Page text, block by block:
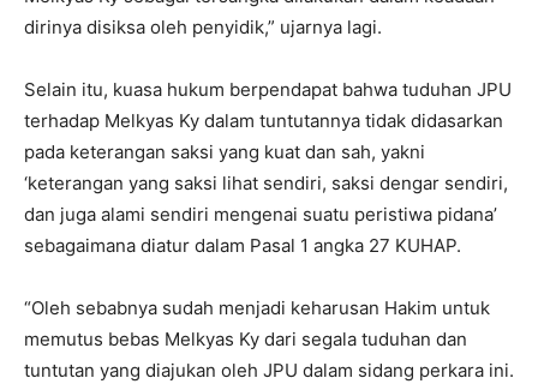
dirinya disiksa oleh penyidik,” ujarnya lagi.
Selain itu, kuasa hukum berpendapat bahwa tuduhan JPU
terhadap Melkyas Ky dalam tuntutannya tidak didasarkan
pada keterangan saksi yang kuat dan sah, yakni
‘keterangan yang saksi lihat sendiri, saksi dengar sendiri,
dan juga alami sendiri mengenai suatu peristiwa pidana’
sebagaimana diatur dalam Pasal 1 angka 27 KUHAP.
“Oleh sebabnya sudah menjadi keharusan Hakim untuk
memutus bebas Melkyas Ky dari segala tuduhan dan
tuntutan yang diajukan oleh JPU dalam sidang perkara ini.